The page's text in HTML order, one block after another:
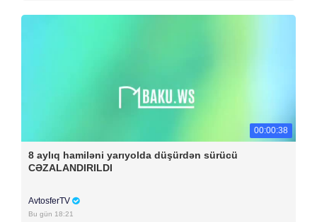
00:00:38
8 aylıq hamiləni yarıyolda düşürdən sürücü
CƏZALANDIRILDI
AvtosferTV
Bu gün 18:21